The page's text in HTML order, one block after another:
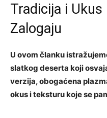
Tradicija i Ukus
Zalogaju
U ovom članku
slatkog deserta koji
verzija, obogaćena
okus i teksturu koje se